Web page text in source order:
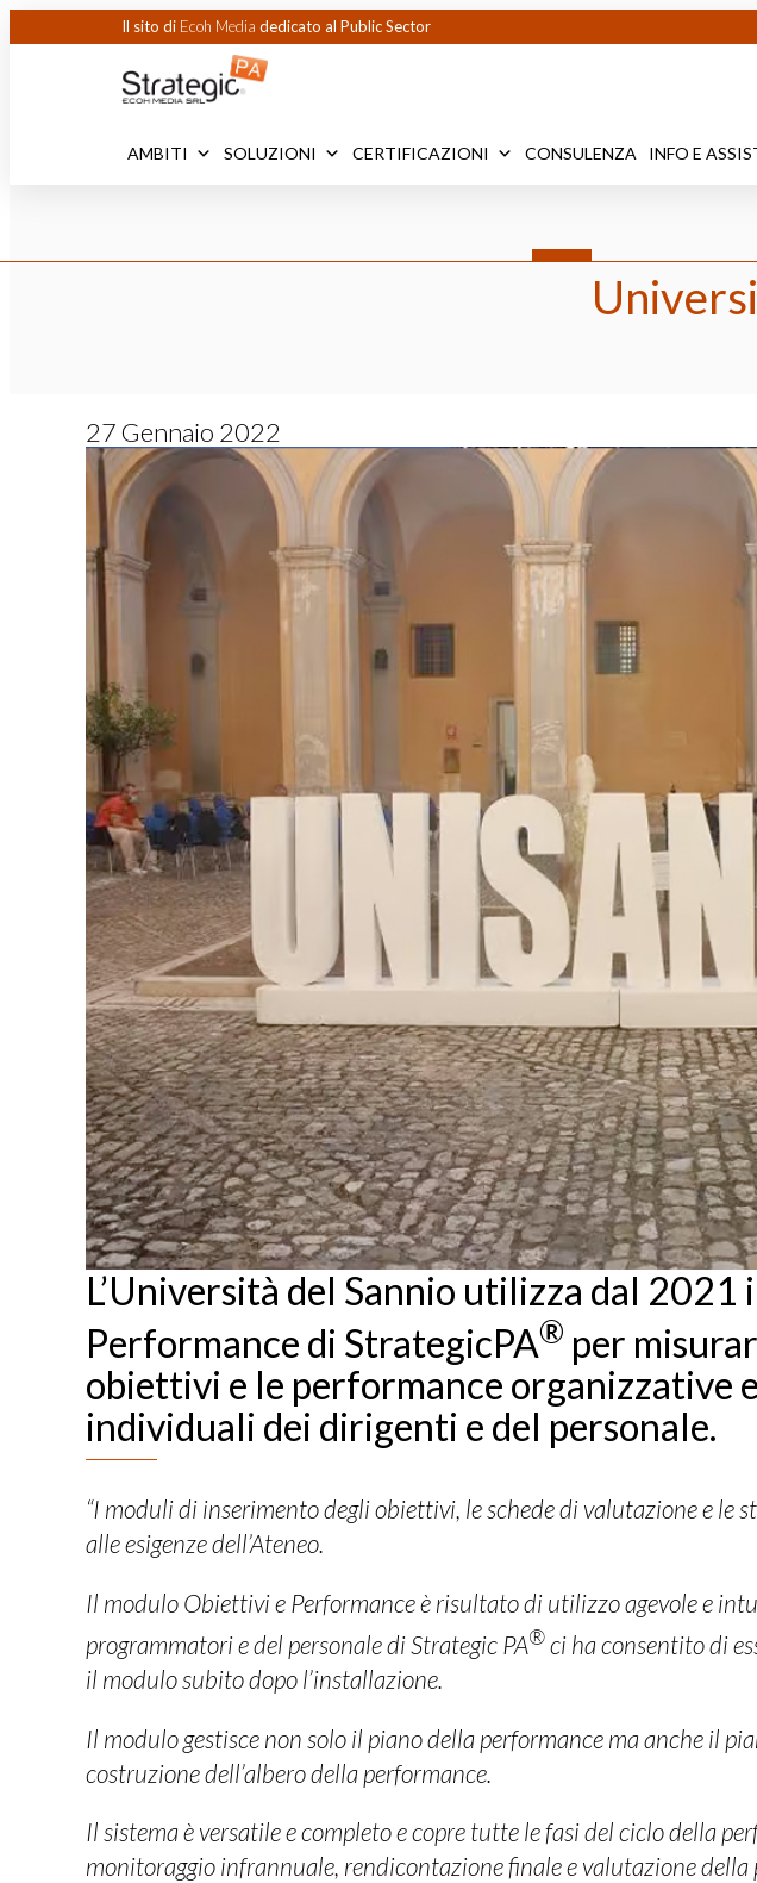
Il sito di Ecoh Media dedicato al Public Sector
AMBITI SOLUZIONI CERTIFICAZIONI CONSULENZA INFO E
27 Gennaio 2022
L’Università del Sannio utilizza dal
Performance di StrategicPA® per
obiettivi e le performance organizzative
individuali dei dirigenti e del personale.
“I moduli di inserimento degli obiettivi, le schede di valutazione e le
alle esigenze dell’Ateneo.
Il modulo Obiettivi e Performance è risultato di utilizzo agevole e
programmatori e del personale di Strategic PA®ci ha consentito di
il modulo subito dopo l’installazione.
Il modulo gestisce non solo il piano della performance ma anche il
costruzione dell’albero della performance.
Il sistema è versatile e completo e copre tutte le fasi del ciclo della
monitoraggio infrannuale, rendicontazione finale e valutazione